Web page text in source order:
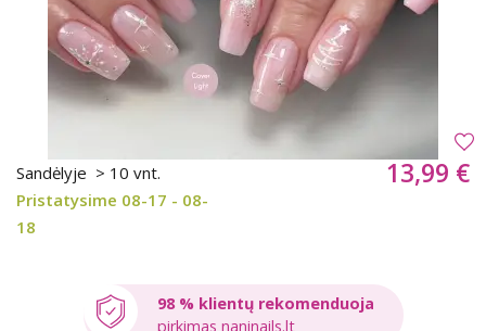
Sandėlyje > 10 vnt.
Pristatysime 08-17 - 08-
18
13,99 €
98 % klientų rekomenduoja
pirkimas naninails.lt